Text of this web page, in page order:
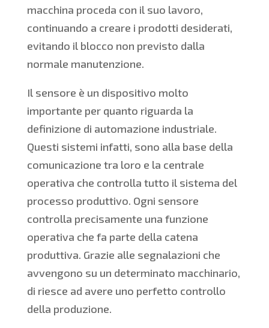
macchina proceda con il suo lavoro,
continuando a creare i prodotti desiderati,
evitando il blocco non previsto dalla
normale manutenzione.
Il sensore è un dispositivo molto
importante per quanto riguarda la
definizione di automazione industriale.
Questi sistemi infatti, sono alla base della
comunicazione tra loro e la centrale
operativa che controlla tutto il sistema del
processo produttivo. Ogni sensore
controlla precisamente una funzione
operativa che fa parte della catena
produttiva. Grazie alle segnalazioni che
avvengono su un determinato macchinario,
di riesce ad avere uno perfetto controllo
della produzione.